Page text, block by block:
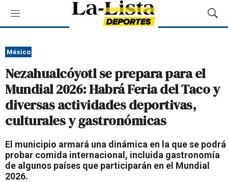
M
e
ú
M
o
B
e
d
México
Nezahualcóyotl se prepara para el
Mundial 2026: Habrá Feria del Taco y
diversas actividades deportivas,
culturales y gastronómicas
El municipio armará una dinámica en la que se podrá
probar comida internacional, incluida gastronomía
de algunos países que participarán en el Mundial
2026.